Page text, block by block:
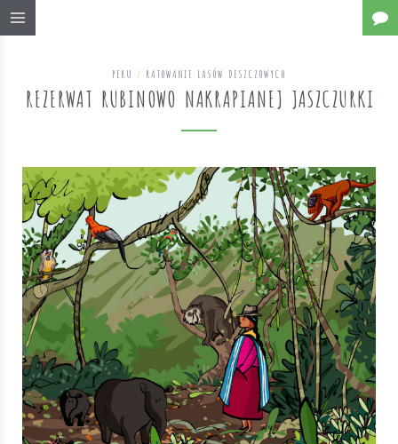
PERU / RATOWANIE LASÓW DESZCZOWYCH
REZERWAT RUBINOWO NAKRAPIANEJ JASZCZURKI